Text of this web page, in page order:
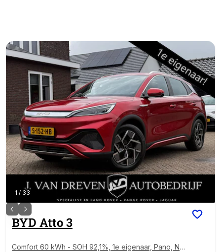
1 / 33
BYD Atto 3
Comfort 60 kWh - SOH 92,1%, 1e eigenaar, Pano, Na